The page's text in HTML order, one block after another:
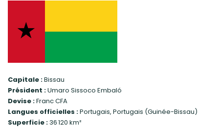
Capitale :Bissau
Président :Umaro Sissoco Embaló
Devise :Franc CFA
Langues officielles :Portugais, Portugais (Guinée-Bissau)
Superficie :36 120 km²